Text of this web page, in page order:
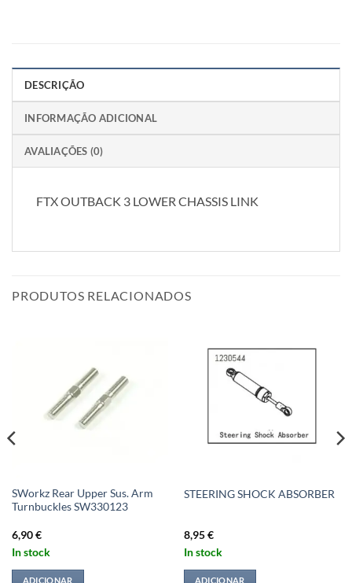
DESCRIÇÃO
INFORMAÇÃO ADICIONAL
AVALIAÇÕES (0)
FTX OUTBACK 3 LOWER CHASSIS LINK
PRODUTOS RELACIONADOS
SWorkz Rear Upper Sus. Arm
Turnbuckles SW330123
6,90€
In stock
ADICIONAR
STEERING SHOCK ABSORBER
8,95€
In stock
ADICIONAR